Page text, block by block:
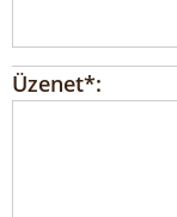
Üzenet*: